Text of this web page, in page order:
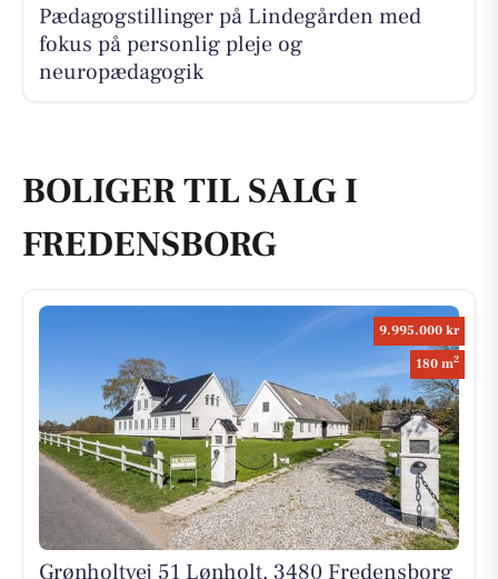
Pædagogstillinger på Lindegården med
fokus på personlig pleje og
neuropædagogik
BOLIGER TIL SALG I
FREDENSBORG
9.995.000 kr
180 m2
Grønholtvej 51 Lønholt, 3480 Fredensborg